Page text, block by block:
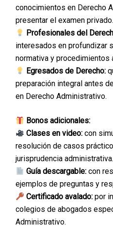
conocimientos en Derecho
presentar el examen privado.
Profesionales del
interesados en profundizar
normativa y procedimientos
Egresados de Derecho:
preparación integral antes
en Derecho Administrativo.
Bonos adicionales:
Clases en video: con
resolución de casos
jurisprudencia administrativa.
Guía descargable: con
ejemplos de preguntas y
Certificado avalado: por
colegios de abogados
Administrativo.